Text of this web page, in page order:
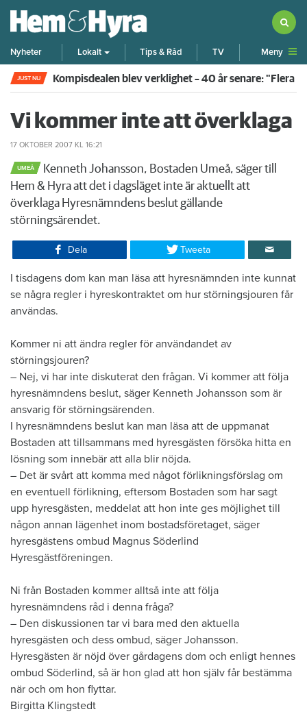
Nyheter Lokalt Tips & Råd TV Meny
JUST NU Kompisdealen blev verklighet – 40 år senare: "Flera
Vi kommer inte att överklaga
17 OKTOBER 2007 KL 16:21
UMEÅ
Kenneth Johansson, Bostaden Umeå, säger till
Hem & Hyra att det i dagsläget inte är aktuellt att
överklaga Hyresnämndens beslut gällande
störningsärendet.​
Dela Tweeta
I tisdagens dom kan man läsa att hyresnämnden inte kunnat
se några regler i hyreskontraktet om hur störningsjouren får
användas.
Kommer ni att ändra regler för användandet av
störningsjouren?
– Nej, vi har inte diskuterat den frågan. Vi kommer att följa
hyresnämndens beslut, säger Kenneth Johansson som är
ansvarig för störningsärenden.
I hyresnämndens beslut kan man läsa att de uppmanat
Bostaden att tillsammans med hyresgästen försöka hitta en
lösning som innebär att alla blir nöjda.
– Det är svårt att komma med något förlikningsförslag om
en eventuell förlikning, eftersom Bostaden som har sagt
upp hyresgästen, meddelat att hon inte ges möjlighet till
någon annan lägenhet inom bostadsföretaget, säger
hyresgästens ombud Magnus Söderlind
Hyresgästföreningen.
Ni från Bostaden kommer alltså inte att följa
hyresnämndens råd i denna fråga?
– Den diskussionen tar vi bara med den aktuella
hyresgästen och dess ombud, säger Johansson.
Hyresgästen är nöjd över gårdagens dom och enligt hennes
ombud Söderlind, så är hon glad att hon själv får bestämma
när och om hon flyttar.
Birgitta Klingstedt